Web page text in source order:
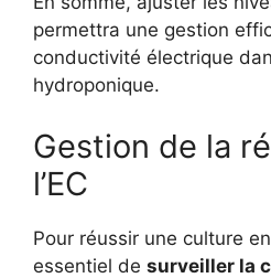
permettra une gestion
conductivité électrique
hydroponique.
Gestion de la
l’EC
Pour réussir une culture
essentiel de surveiller la